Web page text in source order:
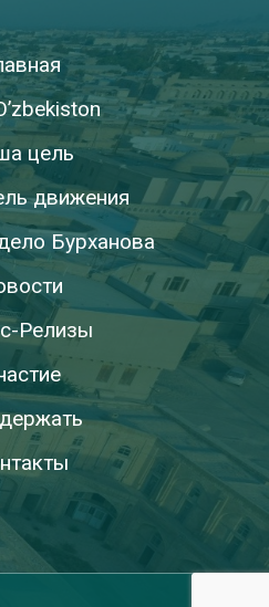
цель
движения
Бурханова
Релизы